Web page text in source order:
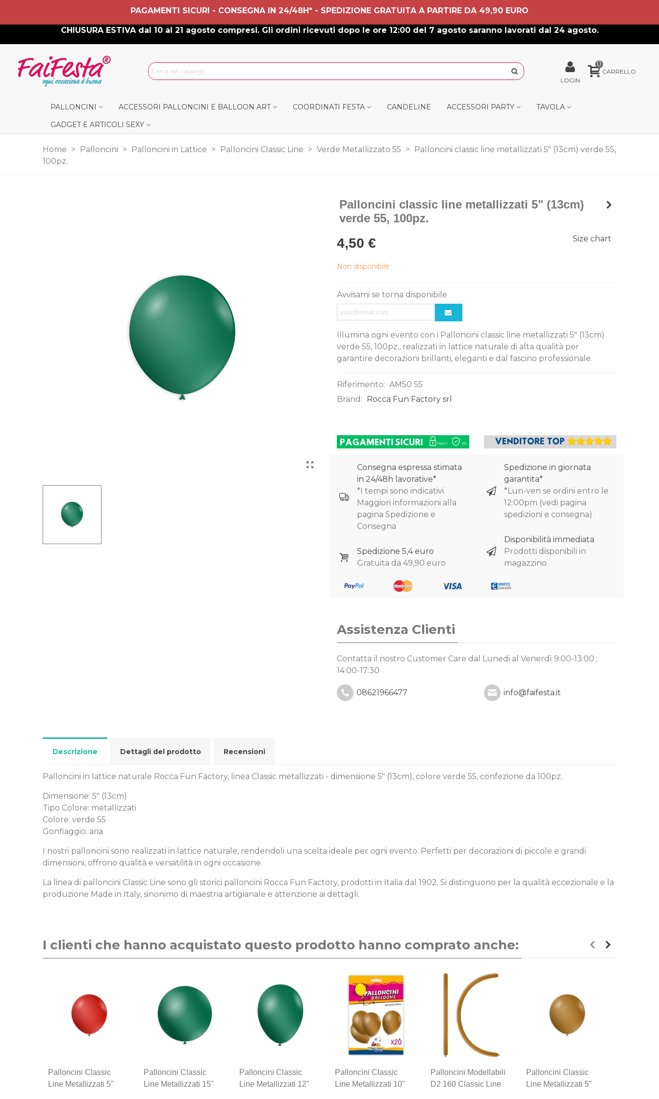
PAGAMENTI SICURI - CONSEGNA IN 24/48H* - SPEDIZIONE GRATUITA A PARTIRE DA 49,90 EURO
CHIUSURA ESTIVA dal 10 al 21 agosto compresi. Gli ordini ricevuti dopo le ore 12:00 del 7 agosto saranno lavorati dal 24 agosto.
LOGIN
0
CARRELLO
PALLONCINI ACCESSORI PALLONCINI E BALLOON ART COORDINATI FESTA CANDELINE ACCESSORI PARTY
TAVOLA
GADGET E ARTICOLI SEXY
Home > Palloncini > Palloncini in Lattice > Palloncini Classic Line > Verde Metallizzato 55 > Palloncini classic line metallizzati 5" (13cm) verde 55,
100pz.
Palloncini classic line metallizzati 5" (13cm)
verde 55, 100pz.
4,50 € Size chart
Non disponibile
Avvisami se torna disponibile
Illumina ogni evento con i Palloncini classic line metallizzati 5" (13cm)
verde 55, 100pz., realizzati in lattice naturale di alta qualità per
garantire decorazioni brillanti, eleganti e dal fascino professionale.
Riferimento: AM50 55
Brand: Rocca Fun Factory srl
Consegna espressa stimata
in 24/48h lavorative*
*I tempi sono indicativi.
Maggiori informazioni alla
pagina Spedizione e
Consegna
Spedizione 5,4 euro
Gratuita da 49,90 euro
Spedizione in giornata
garantita*
*Lun-ven se ordini entro le
12:00pm (vedi pagina
spedizioni e consegna)
Disponibilità immediata
Prodotti disponibili in
magazzino
Assistenza Clienti
Contatta il nostro Customer Care dal Lunedi al Venerdì 9:00-13:00 ;
14:00-17:30
08621966477 info@faifesta.it
Descrizione Dettagli del prodotto Recensioni
Palloncini in lattice naturale Rocca Fun Factory, linea Classic metallizzati - dimensione 5" (13cm), colore verde 55, confezione da 100pz.
Dimensione: 5" (13cm)
Tipo Colore: metallizzati
Colore: verde 55
Gonfiaggio: aria
I nostri palloncini sono realizzati in lattice naturale, rendendoli una scelta ideale per ogni evento. Perfetti per decorazioni di piccole e grandi
dimensioni, offrono qualità e versatilità in ogni occasione.
La linea di palloncini Classic Line sono gli storici palloncini Rocca Fun Factory, prodotti in Italia dal 1902. Si distinguono per la qualità eccezionale e la
produzione Made in Italy, sinonimo di maestria artigianale e attenzione ai dettagli.
I clienti che hanno acquistato questo prodotto hanno comprato anche:
Palloncini Classic
Line Metallizzati 5"
Palloncini Classic
Line Metallizzati 15"
Palloncini Classic
Line Metallizzati 12"
Palloncini Classic
Line Metallizzati 10"
Palloncini Modellabili
D2 160 Classic Line
Palloncini Classic
Line Metallizzati 5"